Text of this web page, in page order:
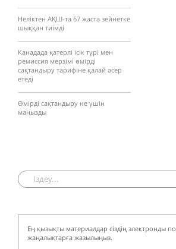
Неліктен АҚШ-та 67 жаста зейнетке
шыққан тиімді
Канадада қатерлі ісік түрі мен
ремиссия мерзімі өмірді
сақтандыру тарифіне қалай әсер
етеді
Өмірді сақтандыру не үшін
маңызды
Ең қызықты материалдар сіздің электронды
жаңалықтарға жазылыңыз.